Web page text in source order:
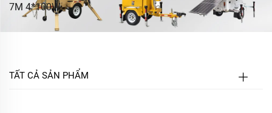
7M 4*100W
TẤT CẢ SẢN PHẨM